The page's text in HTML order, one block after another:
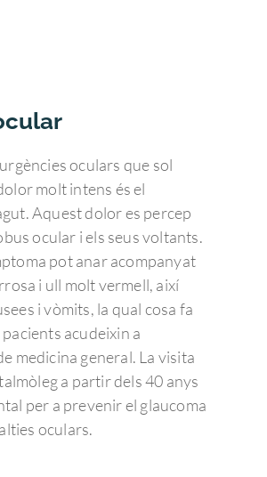
oculars que sol
molt intens és el
Aquest dolor es percep
ocular i els seus voltants.
pot anar acompanyat
i ull molt vermell, així
i vòmits, la qual cosa fa
acudeixin a
medicina general. La visita
a partir dels 40 anys
per a prevenir el glaucoma
oculars.